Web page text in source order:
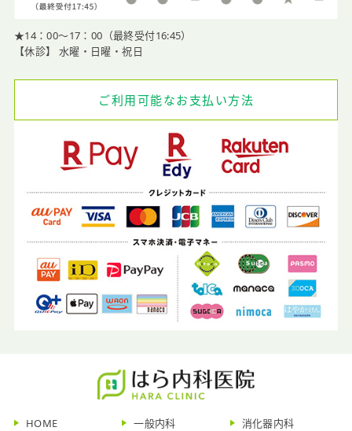
★14：00〜17：00（最終受付16:45）
【休診】 水曜・日曜・祝日
ご利用可能なお支払い方法
HOME 一般内科 消化器内科